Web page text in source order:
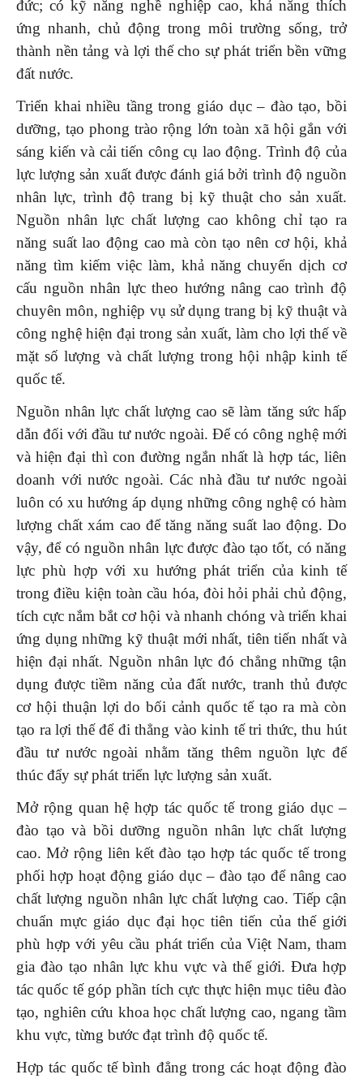
đức; có kỹ năng nghề nghiệp cao, khả năng thích
ứng nhanh, chủ động trong môi trường sống, trở
thành nền tảng và lợi thế cho sự phát triển bền vững
đất nước.
Triển khai nhiều tầng trong giáo dục – đào tạo, bồi
dưỡng, tạo phong trào rộng lớn toàn xã hội gắn với
sáng kiến và cải tiến công cụ lao động. Trình độ của
lực lượng sản xuất được đánh giá bởi trình độ nguồn
nhân lực, trình độ trang bị kỹ thuật cho sản xuất.
Nguồn nhân lực chất lượng cao không chỉ tạo ra
năng suất lao động cao mà còn tạo nên cơ hội, khả
năng tìm kiếm việc làm, khả năng chuyển dịch cơ
cấu nguồn nhân lực theo hướng nâng cao trình độ
chuyên môn, nghiệp vụ sử dụng trang bị kỹ thuật và
công nghệ hiện đại trong sản xuất, làm cho lợi thế về
mặt số lượng và chất lượng trong hội nhập kinh tế
quốc tế.
Nguồn nhân lực chất lượng cao sẽ làm tăng sức hấp
dẫn đối với đầu tư nước ngoài. Để có công nghệ mới
và hiện đại thì con đường ngắn nhất là hợp tác, liên
doanh với nước ngoài. Các nhà đầu tư nước ngoài
luôn có xu hướng áp dụng những công nghệ có hàm
lượng chất xám cao để tăng năng suất lao động. Do
vậy, để có nguồn nhân lực được đào tạo tốt, có năng
lực phù hợp với xu hướng phát triển của kinh tế
trong điều kiện toàn cầu hóa, đòi hỏi phải chủ động,
tích cực nắm bắt cơ hội và nhanh chóng và triển khai
ứng dụng những kỹ thuật mới nhất, tiên tiến nhất và
hiện đại nhất. Nguồn nhân lực đó chẳng những tận
dụng được tiềm năng của đất nước, tranh thủ được
cơ hội thuận lợi do bối cảnh quốc tế tạo ra mà còn
tạo ra lợi thế để đi thẳng vào kinh tế tri thức, thu hút
đầu tư nước ngoài nhằm tăng thêm nguồn lực để
thúc đẩy sự phát triển lực lượng sản xuất.
Mở rộng quan hệ hợp tác quốc tế trong giáo dục –
đào tạo và bồi dưỡng nguồn nhân lực chất lượng
cao. Mở rộng liên kết đào tạo hợp tác quốc tế trong
phối hợp hoạt động giáo dục – đào tạo để nâng cao
chất lượng nguồn nhân lực chất lượng cao. Tiếp cận
chuẩn mực giáo dục đại học tiên tiến của thế giới
phù hợp với yêu cầu phát triển của Việt Nam, tham
gia đào tạo nhân lực khu vực và thế giới. Đưa hợp
tác quốc tế góp phần tích cực thực hiện mục tiêu đào
tạo, nghiên cứu khoa học chất lượng cao, ngang tầm
khu vực, từng bước đạt trình độ quốc tế.
Hợp tác quốc tế bình đẳng trong các hoạt động đào